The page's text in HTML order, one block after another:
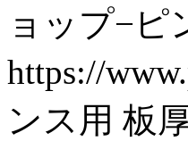
ョップ−ピ
https://
ンス用 板